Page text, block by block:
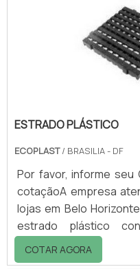
em vista a
propriedades
exposto a altas
eliminação das imp.
ESTRADO PLÁSTICO
ECOPLAST/ BRASILIA - DF
Por favor, informe seu
cotaçãoA empresa
lojas em Belo
estrado plástico
plástica modular
de produtos. Com a
COTAR AGORA